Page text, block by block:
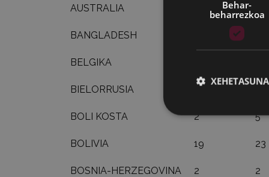
AUSTRALIA
BANGLADESH
BELGIKA
BIELORRUSIA
BOLI KOSTA 2 5
BOLIVIA 19 23
BOSNIA-HERZEGOVINA 2 2
Behar-
beharrezkoa